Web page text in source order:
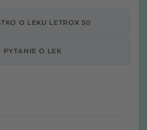
O LEKU LETROX 50
PYTANIE O LEK